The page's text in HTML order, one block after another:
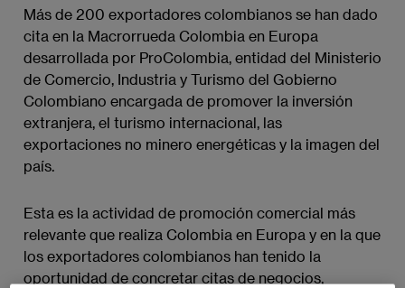
Más de 200 exportadores colombianos se han dado
cita en la Macrorrueda Colombia en Europa
desarrollada por ProColombia, entidad del Ministerio
de Comercio, Industria y Turismo del Gobierno
Colombiano encargada de promover la inversión
extranjera, el turismo internacional, las
exportaciones no minero energéticas y la imagen del
país.
Esta es la actividad de promoción comercial más
relevante que realiza Colombia en Europa y en la que
los exportadores colombianos han tenido la
oportunidad de concretar citas de negocios,